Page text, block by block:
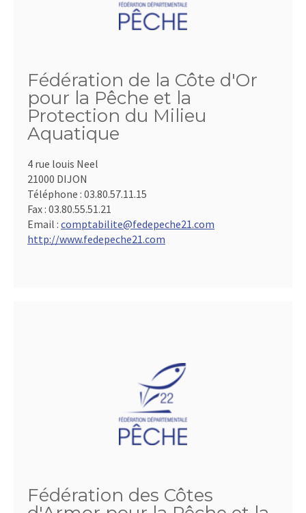
Fédération de la Côte d'Or
pour la Pêche et la
Protection du Milieu
Aquatique
4 rue louis Neel
21000 DIJON
Téléphone : 03.80.57.11.15
Fax : 03.80.55.51.21
Email : comptabilite@fedepeche21.com
http://www.fedepeche21.com
Fédération des Côtes